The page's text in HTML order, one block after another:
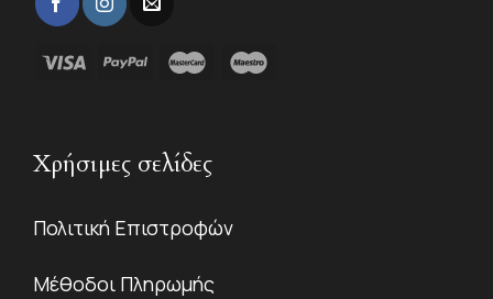
Χρήσιμες σελίδες
Πολιτική Επιστροφών
Μέθοδοι Πληρωμής